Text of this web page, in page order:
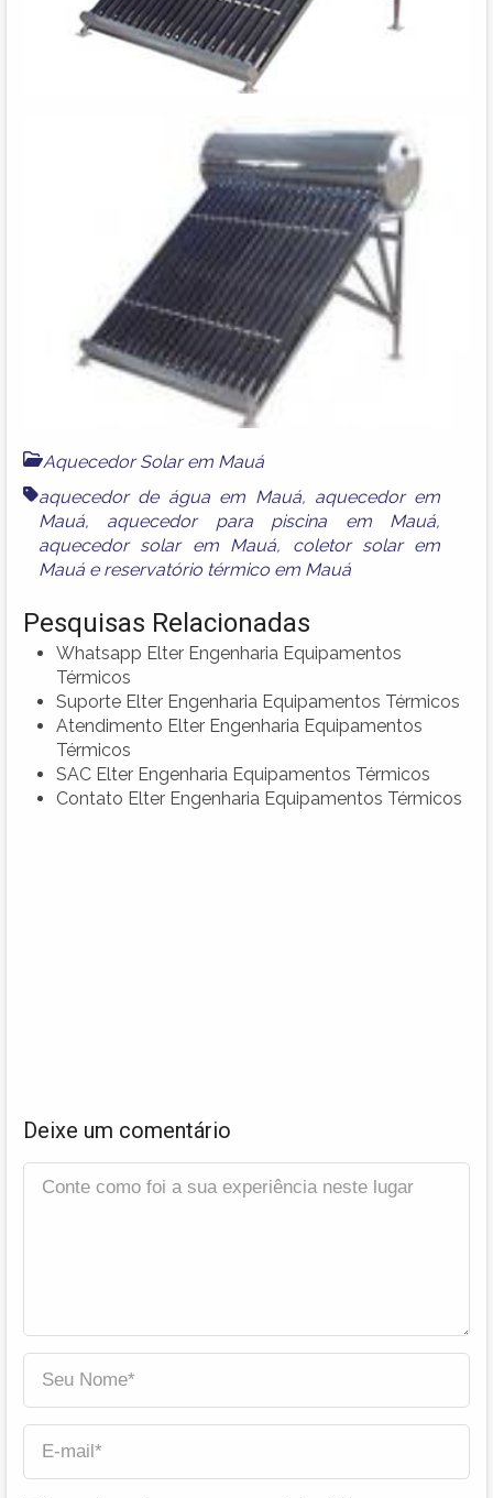
Aquecedor Solar em Mauá
aquecedor de água em Mauá, aquecedor em
Mauá, aquecedor para piscina em Mauá,
aquecedor solar em Mauá, coletor solar em
Mauá e reservatório térmico em Mauá
Pesquisas Relacionadas
Whatsapp Elter Engenharia Equipamentos
Térmicos
Suporte Elter Engenharia Equipamentos Térmicos
Atendimento Elter Engenharia Equipamentos
Térmicos
SAC Elter Engenharia Equipamentos Térmicos
Contato Elter Engenharia Equipamentos Térmicos
Deixe um comentário